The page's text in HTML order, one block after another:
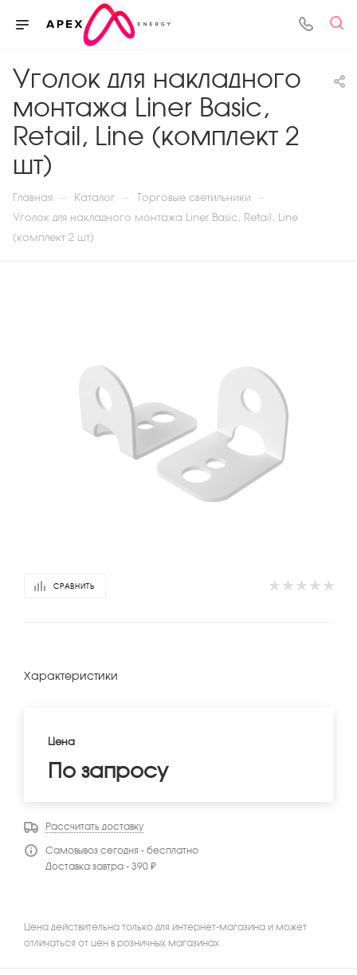
Уголок для накладного
монтажа Liner Basic,
Retail, Line (комплект 2
шт)
Главная — Каталог — Торговые светильники —
Уголок для накладного монтажа Liner Basic, Retail, Line
(комплект 2 шт)
СРАВНИТЬ
Характеристики
Цена
По запросу
Рассчитать доставку
Самовывоз сегодня - бесплатно
Доставка завтра - 390 ₽
Цена действительна только для интернет-магазина и может
отличаться от цен в розничных магазинах